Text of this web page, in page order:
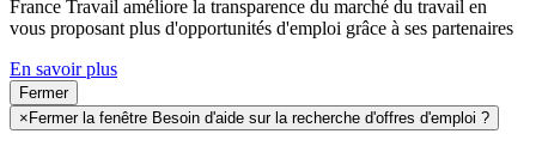
France Travail améliore la transparence du marché du travail en
vous proposant plus d'opportunités d'emploi grâce à ses partenaires
En savoir plus
Fermer
× Fermer la fenêtre Besoin d'aide sur la recherche d'offres d'emploi ?